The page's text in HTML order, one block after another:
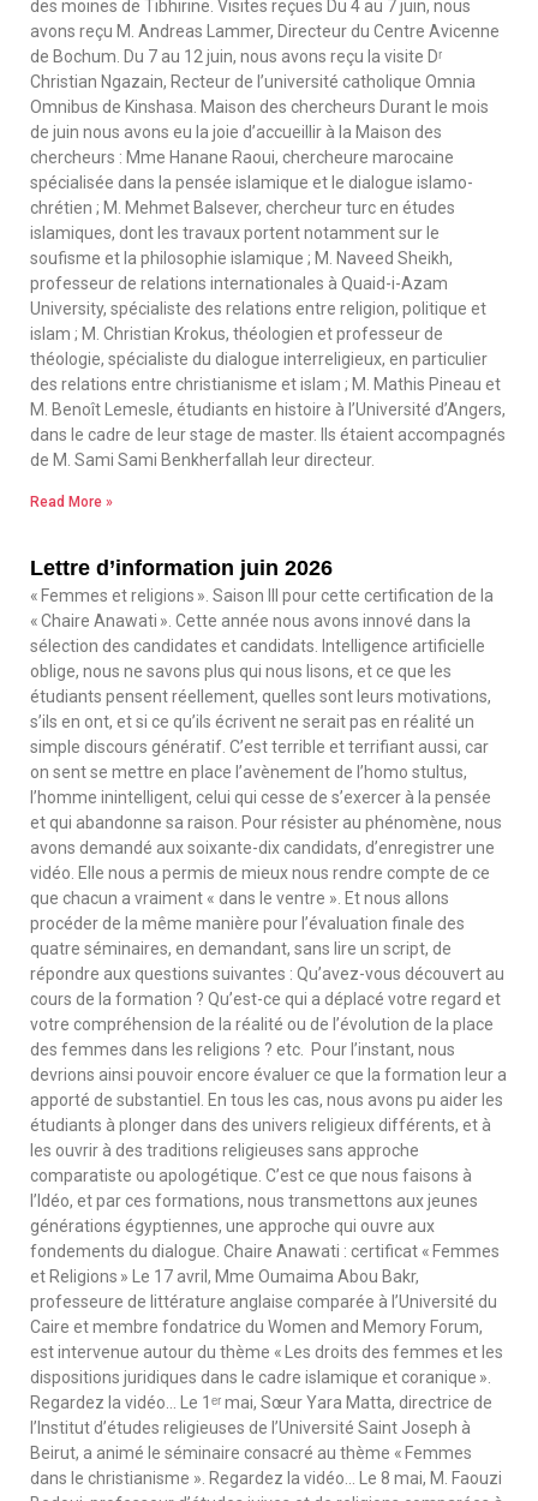
des moines de Tibhirine. Visites reçues Du 4 au 7 juin, nous
avons reçu M. Andreas Lammer, Directeur du Centre Avicenne
de Bochum. Du 7 au 12 juin, nous avons reçu la visite Dʳ
Christian Ngazain, Recteur de l’université catholique Omnia
Omnibus de Kinshasa. Maison des chercheurs Durant le mois
de juin nous avons eu la joie d’accueillir à la Maison des
chercheurs : Mme Hanane Raoui, chercheure marocaine
spécialisée dans la pensée islamique et le dialogue islamo-
chrétien ; M. Mehmet Balsever, chercheur turc en études
islamiques, dont les travaux portent notamment sur le
soufisme et la philosophie islamique ; M. Naveed Sheikh,
professeur de relations internationales à Quaid-i-Azam
University, spécialiste des relations entre religion, politique et
islam ; M. Christian Krokus, théologien et professeur de
théologie, spécialiste du dialogue interreligieux, en particulier
des relations entre christianisme et islam ; M. Mathis Pineau et
M. Benoît Lemesle, étudiants en histoire à l’Université d’Angers,
dans le cadre de leur stage de master. Ils étaient accompagnés
de M. Sami Sami Benkherfallah leur directeur.
Read More »
Lettre d’information juin 2026
« Femmes et religions ». Saison III pour cette certification de la
« Chaire Anawati ». Cette année nous avons innové dans la
sélection des candidates et candidats. Intelligence artificielle
oblige, nous ne savons plus qui nous lisons, et ce que les
étudiants pensent réellement, quelles sont leurs motivations,
s’ils en ont, et si ce qu’ils écrivent ne serait pas en réalité un
simple discours génératif. C’est terrible et terrifiant aussi, car
on sent se mettre en place l’avènement de l’homo stultus,
l’homme inintelligent, celui qui cesse de s’exercer à la pensée
et qui abandonne sa raison. Pour résister au phénomène, nous
avons demandé aux soixante-dix candidats, d’enregistrer une
vidéo. Elle nous a permis de mieux nous rendre compte de ce
que chacun a vraiment « dans le ventre ». Et nous allons
procéder de la même manière pour l’évaluation finale des
quatre séminaires, en demandant, sans lire un script, de
répondre aux questions suivantes : Qu’avez-vous découvert au
cours de la formation ? Qu’est-ce qui a déplacé votre regard et
votre compréhension de la réalité ou de l’évolution de la place
des femmes dans les religions ? etc. Pour l’instant, nous
devrions ainsi pouvoir encore évaluer ce que la formation leur a
apporté de substantiel. En tous les cas, nous avons pu aider les
étudiants à plonger dans des univers religieux différents, et à
les ouvrir à des traditions religieuses sans approche
comparatiste ou apologétique. C’est ce que nous faisons à
l’Idéo, et par ces formations, nous transmettons aux jeunes
générations égyptiennes, une approche qui ouvre aux
fondements du dialogue. Chaire Anawati : certificat « Femmes
et Religions » Le 17 avril, Mme Oumaima Abou Bakr,
professeure de littérature anglaise comparée à l’Université du
Caire et membre fondatrice du Women and Memory Forum,
est intervenue autour du thème « Les droits des femmes et les
dispositions juridiques dans le cadre islamique et coranique ».
Regardez la vidéo… Le 1ᵉʳ mai, Sœur Yara Matta, directrice de
l’Institut d’études religieuses de l’Université Saint Joseph à
Beirut, a animé le séminaire consacré au thème « Femmes
dans le christianisme ». Regardez la vidéo… Le 8 mai, M. Faouzi